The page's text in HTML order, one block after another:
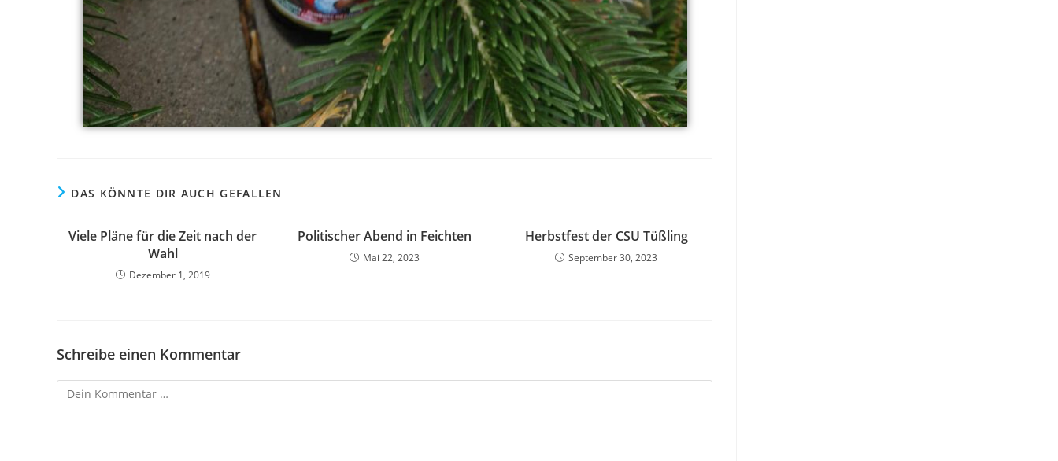
DAS KÖNNTE DIR AUCH GEFALLEN
Viele Pläne für die Zeit nach der
Wahl
Dezember 1, 2019
Politischer Abend in Feichten
Mai 22, 2023
Herbstfest der CSU Tüßling
September 30, 2023
Schreibe einen Kommentar